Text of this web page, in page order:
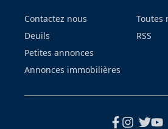
Contactez nous
Deuils
Petites annonces
Annonces immobilières
Toutes
RSS